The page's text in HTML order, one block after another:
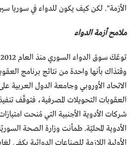
الأزمة". لكن كيف يكون للدواء في سوريا
ملامح أزمة الدواء
وقتذاك بأنها واحدة من نتائج برنامج
الاتحاد الأوروبي وجامعة الدول العربية
العقوبات التحويلات المصرفية، فتوقّف
شركات الأدوية الأجنبية التي مُنحت
الأدوية المحليّة. طمأنت وزارة الصحة
الأولية اللازمة للصناعات الدوائية يكفي